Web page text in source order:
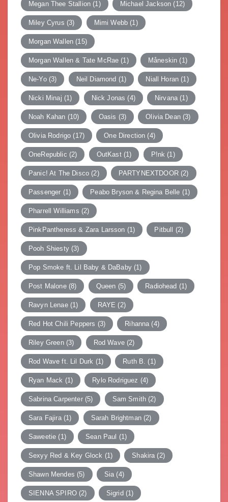
Megan Thee Stallion (1) Michael Jackson (12)
Miley Cyrus (3) Mimi Webb (1)
Morgan Wallen (15)
Morgan Wallen & Tate McRae (1) Måneskin (1)
Ne-Yo(3) Neil Diamond (1) Niall Horan (1)
Nicki Minaj (1) Nick Jonas (4) Nirvana (1)
Noah Kahan (10) Oasis (3) Olivia Dean(3)
Olivia Rodrigo (17) One Direction (4)
OneRepublic (2) OutKast(1) P!nk (1)
Panic! At The Disco (2) PARTYNEXTDOOR(2)
Passenger (1) Peabo Bryson & Regina Belle (1)
Pharrell Williams (2)
PinkPantheress & Zara Larsson (1) Pitbull (2)
Pooh Shiesty(3)
Pop Smoke ft. Lil Baby & DaBaby(1)
Post Malone(8) Queen (5) Radiohead (1)
Ravyn Lenae(1) RAYE (2)
Red Hot Chili Peppers (3) Rihanna (4)
Riley Green(3) Rod Wave(2)
Rod Wave ft. Lil Durk (1) Ruth B. (1)
Ryan Mack (1) Rylo Rodriguez (4)
Sabrina Carpenter(5) Sam Smith (2)
Sara Fajira(1) Sarah Brightman(2)
Saweetie (1) Sean Paul (1)
Sexyy Red & Key Glock (1) Shakira (2)
Shawn Mendes (5) Sia (4)
SIENNA SPIRO(2) Sigrid (1)